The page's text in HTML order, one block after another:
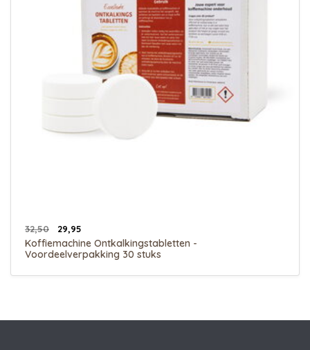
32,50 29,95
Koffiemachine Ontkalkingstabletten -
Voordeelverpakking 30 stuks